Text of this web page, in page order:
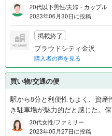
20代以下男性/夫婦・カップル
2023年06月30日に投稿
掲載終了
プラウドシティ金沢
購入者の声を見る
買い物/交通の便
駅から8分と利便性もよく、資
き駐車場が魅力的だと感じた。
30代女性/ファミリー
2023年05月27日に投稿